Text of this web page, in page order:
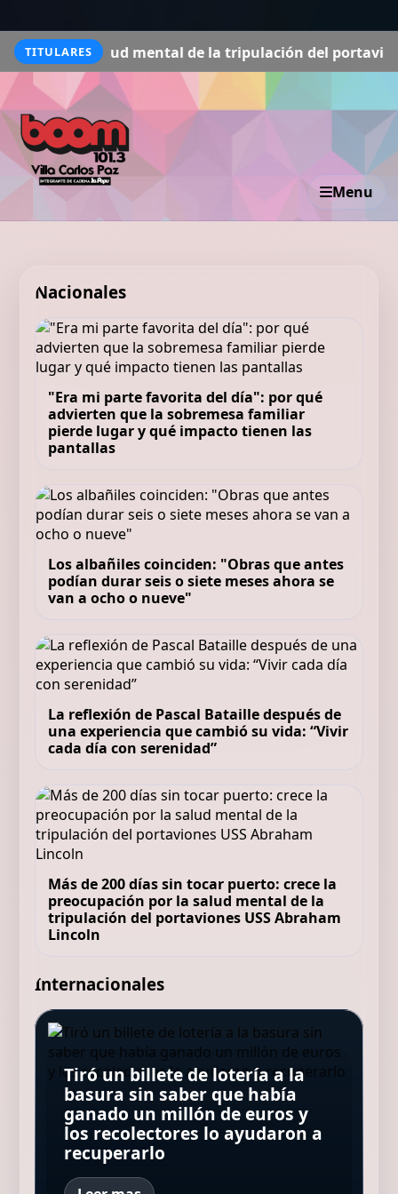
TITULARES
mental de la tripulación del portaviones USS
Menu
Nacionales
"Era mi parte favorita del día": por qué
advierten que la sobremesa familiar
pierde lugar y qué impacto tienen las
pantallas
Los albañiles coinciden: "Obras que antes
podían durar seis o siete meses ahora se
van a ocho o nueve"
La reflexión de Pascal Bataille después de
una experiencia que cambió su vida: “Vivir
cada día con serenidad”
Más de 200 días sin tocar puerto: crece la
preocupación por la salud mental de la
tripulación del portaviones USS Abraham
Lincoln
Internacionales
Una isla griega busca
voluntarios: ofrece
alojamiento gratuito a cambio
de cinco horas de trabajo al día
Pep Guardiola, 55 años: “Mi
padre tiene 95 años y todavía
me dice: 'Sé una buena
persona, sé amable con la
gente siempre'; es el mejor
consejo que recibí”
La NASA confirma que restos
de un cohete de SpaceX
impactaron en la Luna
Tiró un billete de lotería a la
basura sin saber que había
ganado un millón de euros y
los recolectores lo ayudaron a
recuperarlo
Avenida Brasil 2 suma nuevos
actores: quiénes acompañarán
al elenco original